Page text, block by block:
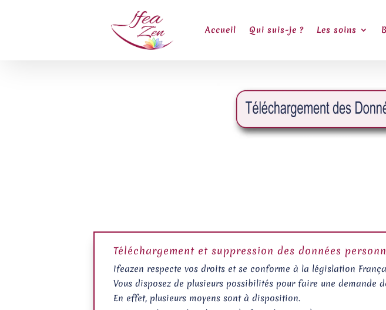
Accueil Qui suis-je ? Les soins
Téléchargement et suppression des données
Ifeazen respecte vos droits et se conforme à la législation
Vous disposez de plusieurs possibilités pour faire une demande
En effet, plusieurs moyens sont à disposition.